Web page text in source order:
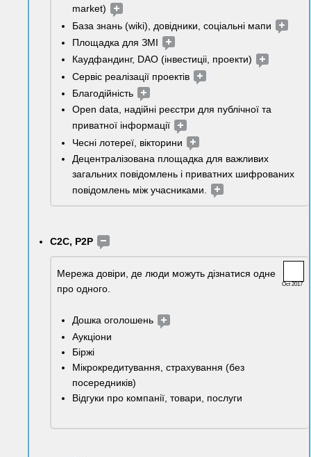
market)
База знань (wiki), довідники, соціальні мапи
Площадка для ЗМІ
Каудфандинг, DAO (інвестиціі, проекти)
Сервіс реалізації проектів
Благодійність
Open data, надійні реєстри для публічної та
приватної інформації
Чесні лотереї, вікторини
Децентралізована площадка для важливих
загальних повідомлень і приватних шифрованих
повідомлень між учасниками.
C2C, P2P
Oct 2017
Мережа довіри, де люди можуть дізнатися одне
про одного.
Дошка оголошень
Аукціони
Біржі
Мікрокредитування, страхування (без
посередників)
Відгуки про компанії, товари, послуги